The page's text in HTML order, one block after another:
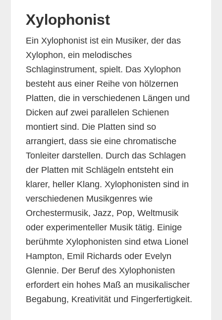
Xylophonist
Ein Xylophonist ist ein Musiker, der das
Xylophon, ein melodisches
Schlaginstrument, spielt. Das Xylophon
besteht aus einer Reihe von hölzernen
Platten, die in verschiedenen Längen und
Dicken auf zwei parallelen Schienen
montiert sind. Die Platten sind so
arrangiert, dass sie eine chromatische
Tonleiter darstellen. Durch das Schlagen
der Platten mit Schlägeln entsteht ein
klarer, heller Klang. Xylophonisten sind in
verschiedenen Musikgenres wie
Orchestermusik, Jazz, Pop, Weltmusik
oder experimenteller Musik tätig. Einige
berühmte Xylophonisten sind etwa Lionel
Hampton, Emil Richards oder Evelyn
Glennie. Der Beruf des Xylophonisten
erfordert ein hohes Maß an musikalischer
Begabung, Kreativität und Fingerfertigkeit.